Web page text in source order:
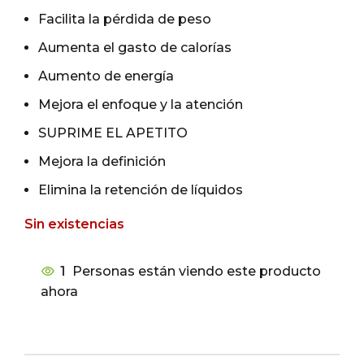
Facilita la pérdida de peso
Aumenta el gasto de calorías
Aumento de energía
Mejora el enfoque y la atención
SUPRIME EL APETITO
Mejora la definición
Elimina la retención de líquidos
Sin existencias
1
Personas están viendo este producto
ahora